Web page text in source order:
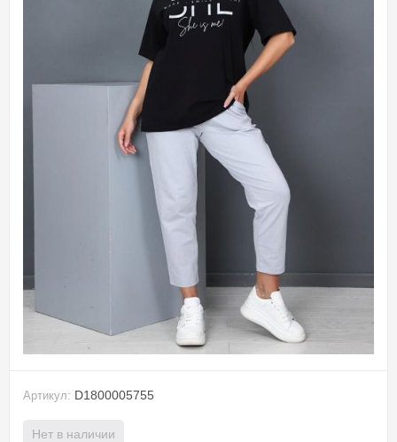
Артикул: D1800005755
Нет в наличии